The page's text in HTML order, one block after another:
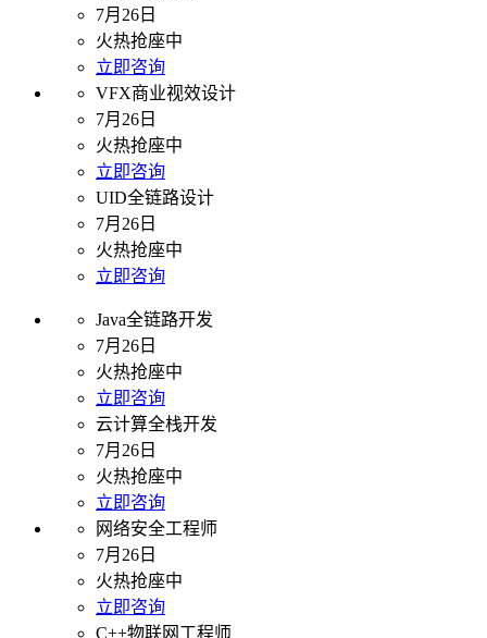
7月26日
火热抢座中
立即咨询
VFX商业视效设计
7月26日
火热抢座中
立即咨询
UID全链路设计
7月26日
火热抢座中
立即咨询
Java全链路开发
7月26日
火热抢座中
立即咨询
云计算全栈开发
7月26日
火热抢座中
立即咨询
网络安全工程师
7月26日
火热抢座中
立即咨询
C++物联网工程师